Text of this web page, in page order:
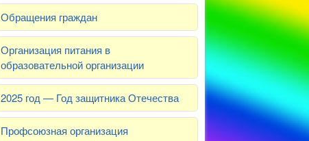
Обращения граждан
Организация питания в
образовательной организации
2025 год — Год защитника Отечества
Профсоюзная организация